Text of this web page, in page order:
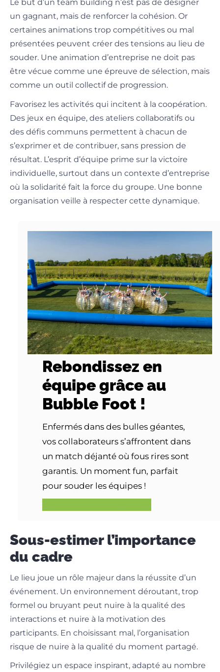
Le but d’un team building n’est pas de désigner
un gagnant, mais de renforcer la cohésion. Or
certaines animations trop compétitives ou mal
présentées peuvent créer des tensions au lieu de
souder. Une animation d’entreprise ne doit pas
être vécue comme une épreuve de sélection, mais
comme un outil collectif de progression.
Favorisez les activités qui incitent à la coopération.
Des jeux en équipe, des ateliers collaboratifs ou
des défis communs permettent à chacun de
s’exprimer et de contribuer, sans pression de
résultat. L’esprit d’équipe prime sur la victoire
individuelle, surtout dans un contexte d’entreprise
où la solidarité fait la force du groupe. Une bonne
organisation veille à respecter cette dynamique.
Rebondissez en
équipe grâce au
Bubble Foot !
Enfermés dans des bulles géantes,
vos collaborateurs s’affrontent dans
un match déjanté où fous rires sont
garantis. Un moment fun, parfait
pour souder les équipes !
Sous-estimer l’importance
du cadre
Le lieu joue un rôle majeur dans la réussite d’un
événement. Un environnement déroutant, trop
formel ou bruyant peut nuire à la qualité des
interactions et nuire à la motivation des
participants. En choisissant mal, l’organisation
risque de nuire à la qualité du moment partagé.
Privilégiez un espace inspirant, adapté au nombre